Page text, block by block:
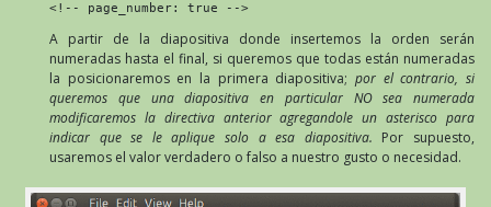
<!-- page_number: true -->
A partir de la diapositiva donde insertemos la orden serán
numeradas hasta el final, si queremos que todas están numeradas
la posicionaremos en la primera diapositiva; por el contrario, si
queremos que una diapositiva en particular NO sea numerada
modificaremos la directiva anterior agregandole un asterisco para
indicar que se le aplique solo a esa diapositiva. Por supuesto,
usaremos el valor verdadero o falso a nuestro gusto o necesidad.